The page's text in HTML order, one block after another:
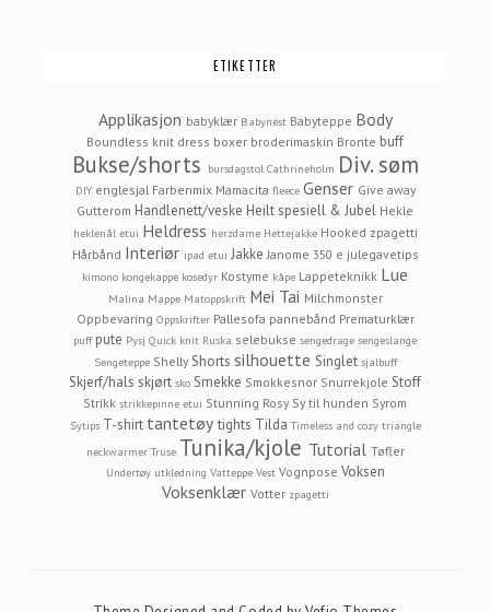
ETIKETTER
Applikasjon babyklær Babynest Babyteppe Body
Boundless knit dress boxer broderimaskin Bronte buff
Bukse/shorts bursdagstol Cathrineholm Div. søm
DIY englesjal Farbenmix Mamacita fleece Genser Give away
Gutterom Handlenett/veske Heilt spesiell & Jubel Hekle
heklenål etui Heldress herzdame Hettejakke Hooked zpagetti
Hårbånd Interiør ipad etui Jakke Janome 350 e julegavetips
kimono kongekappe kosedyr Kostyme kåpe Lappeteknikk Lue
Malina Mappe Matoppskrift Mei Tai Milchmonster
Oppbevaring Oppskrifter Pallesofa pannebånd Prematurklær
puff pute Pysj Quick knit Ruska selebukse sengedrage sengeslange
Sengeteppe Shelly Shorts silhouette Singlet sjalbuff
Skjerf/hals skjørt sko Smekke Smokkesnor Snurrekjole Stoff
Strikk strikkepinne etui Stunning Rosy Sy til hunden Syrom
Sytips T-shirt tantetøy tights Tilda Timeless and cozy triangle
neckwarmer Truse Tunika/kjole Tutorial Tøfler
Undertøy utkledning Vatteppe Vest Vognpose Voksen
Voksenklær Votter zpagetti